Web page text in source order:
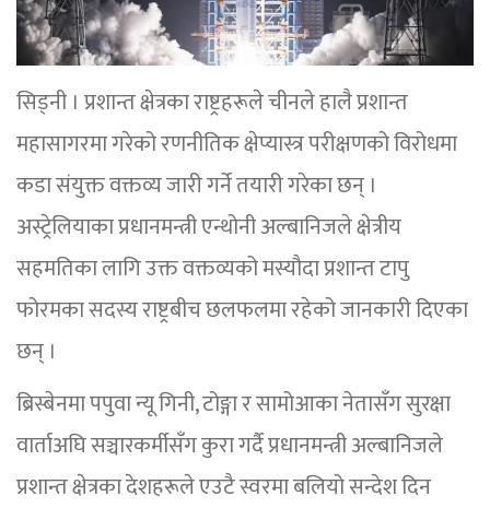
सिड्नी । प्रशान्त क्षेत्रका राष्ट्रहरूले चीनले हालै प्रशान्त
महासागरमा गरेको रणनीतिक क्षेप्यास्त्र परीक्षणको विरोधमा
कडा संयुक्त वक्तव्य जारी गर्ने तयारी गरेका छन् ।
अस्ट्रेलियाका प्रधानमन्त्री एन्थोनी अल्बानिजले क्षेत्रीय
सहमतिका लागि उक्त वक्तव्यको मस्यौदा प्रशान्त टापु
फोरमका सदस्य राष्ट्रबीच छलफलमा रहेको जानकारी दिएका
छन् ।
ब्रिस्बेनमा पपुवा न्यू गिनी, टोङ्गा र सामोआका नेतासँग सुरक्षा
वार्ताअघि सञ्चारकर्मीसँग कुरा गर्दै प्रधानमन्त्री अल्बानिजले
प्रशान्त क्षेत्रका देशहरूले एउटै स्वरमा बलियो सन्देश दिन